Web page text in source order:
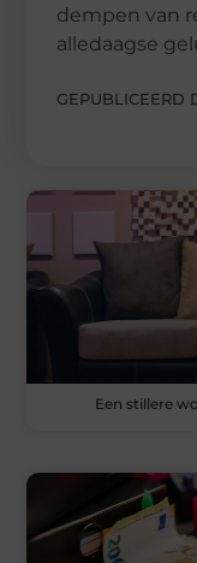
dempen van
alledaagse
GEPUBLICEERD
Een stillere